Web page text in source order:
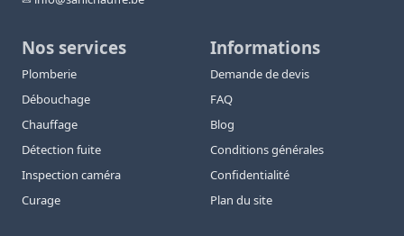
Nos services
Plomberie
Débouchage
Chauffage
Détection fuite
Inspection caméra
Curage
Informations
Demande de devis
FAQ
Blog
Conditions générales
Confidentialité
Plan du site